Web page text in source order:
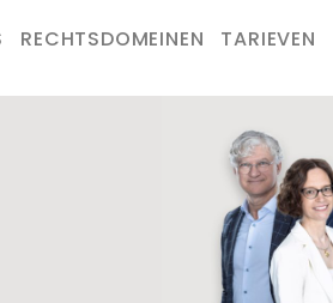
RECHTSDOMEINEN TARIEVEN